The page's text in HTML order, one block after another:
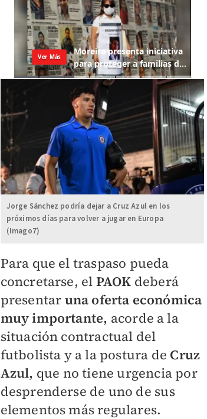
Jorge Sánchez podría dejar a Cruz Azul en los
próximos días para volver a jugar en Europa
(Imago7)
​Para que el traspaso pueda
concretarse, el PAOK deberá
presentar una oferta económica
muy importante, acorde a la
situación contractual del
futbolista y a la postura de Cruz
Azul, que no tiene urgencia por
desprenderse de uno de sus
elementos más regulares.